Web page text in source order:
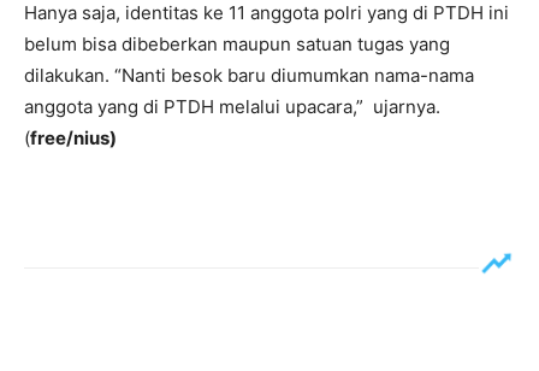
Hanya saja, identitas ke 11 anggota polri yang di PTDH ini
belum bisa dibeberkan maupun satuan tugas yang
dilakukan. “Nanti besok baru diumumkan nama-nama
anggota yang di PTDH melalui upacara,” ujarnya.
(free/nius)